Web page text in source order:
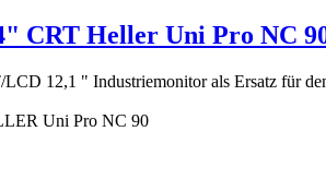
CRT Heller Uni Pro NC
12,1 " Industriemonitor als Ersatz für
Uni Pro NC 90